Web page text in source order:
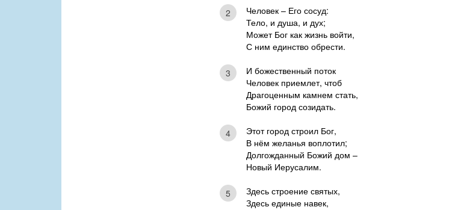
2
Человек – Его сосуд:
Тело, и душа, и дух;
Может Бог как жизнь войти,
С ним единство обрести.
3
И божественный поток
Человек приемлет, чтоб
Драгоценным камнем стать,
Божий город созидать.
4
Этот город строил Бог,
В нём желанья воплотил;
Долгожданный Божий дом –
Новый Иерусалим.
5
Здесь строение святых,
Здесь единые навек,